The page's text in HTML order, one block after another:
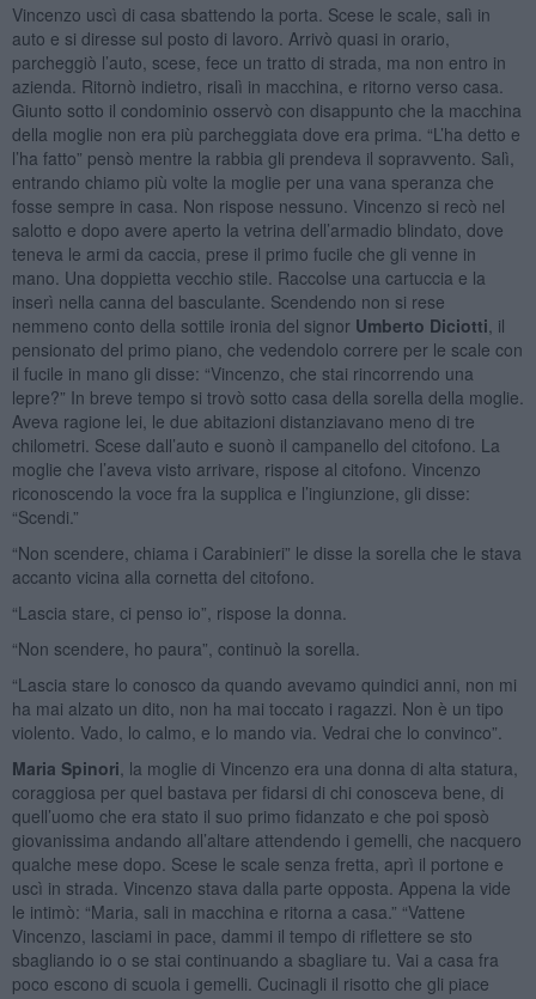
Vincenzo uscì di casa sbattendo la porta. Scese le scale, salì in
auto e si diresse sul posto di lavoro. Arrivò quasi in orario,
parcheggiò l’auto, scese, fece un tratto di strada, ma non entro in
azienda. Ritornò indietro, risalì in macchina, e ritorno verso casa.
Giunto sotto il condominio osservò con disappunto che la macchina
della moglie non era più parcheggiata dove era prima. “L’ha detto e
l’ha fatto” pensò mentre la rabbia gli prendeva il sopravvento. Salì,
entrando chiamo più volte la moglie per una vana speranza che
fosse sempre in casa. Non rispose nessuno. Vincenzo si recò nel
salotto e dopo avere aperto la vetrina dell’armadio blindato, dove
teneva le armi da caccia, prese il primo fucile che gli venne in
mano. Una doppietta vecchio stile. Raccolse una cartuccia e la
inserì nella canna del basculante. Scendendo non si rese
nemmeno conto della sottile ironia del signor Umberto Diciotti , il
pensionato del primo piano, che vedendolo correre per le scale con
il fucile in mano gli disse: “Vincenzo, che stai rincorrendo una
lepre?” In breve tempo si trovò sotto casa della sorella della moglie.
Aveva ragione lei, le due abitazioni distanziavano meno di tre
chilometri. Scese dall’auto e suonò il campanello del citofono. La
moglie che l’aveva visto arrivare, rispose al citofono. Vincenzo
riconoscendo la voce fra la supplica e l’ingiunzione, gli disse:
“Scendi.”
“Non scendere, chiama i Carabinieri” le disse la sorella che le stava
accanto vicina alla cornetta del citofono.
“Lascia stare, ci penso io”, rispose la donna.
“Non scendere, ho paura”, continuò la sorella.
“Lascia stare lo conosco da quando avevamo quindici anni, non mi
ha mai alzato un dito, non ha mai toccato i ragazzi. Non è un tipo
violento. Vado, lo calmo, e lo mando via. Vedrai che lo convinco”.
Maria Spinori , la moglie di Vincenzo era una donna di alta statura,
coraggiosa per quel bastava per fidarsi di chi conosceva bene, di
quell’uomo che era stato il suo primo fidanzato e che poi sposò
giovanissima andando all’altare attendendo i gemelli, che nacquero
qualche mese dopo. Scese le scale senza fretta, aprì il portone e
uscì in strada. Vincenzo stava dalla parte opposta. Appena la vide
le intimò: “Maria, sali in macchina e ritorna a casa.” “Vattene
Vincenzo, lasciami in pace, dammi il tempo di riflettere se sto
sbagliando io o se stai continuando a sbagliare tu. Vai a casa fra
poco escono di scuola i gemelli. Cucinagli il risotto che gli piace